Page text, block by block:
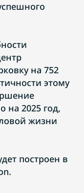
на 752
этому
на 2025 год,
жизни
построен в